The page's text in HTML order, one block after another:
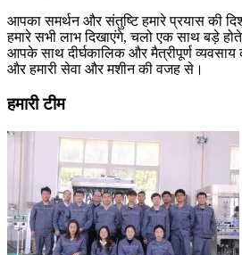
आपका समर्थन और संतुष्टि हमारे प्रयास की
हमारे सभी लाभ दिखाएंगे, चलो एक साथ बड़े
आपके साथ दीर्घकालिक और मैत्रीपूर्ण
और हमारी सेवा और मशीन की वजह से।
हमारी टीम